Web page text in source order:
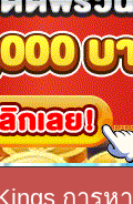
การ